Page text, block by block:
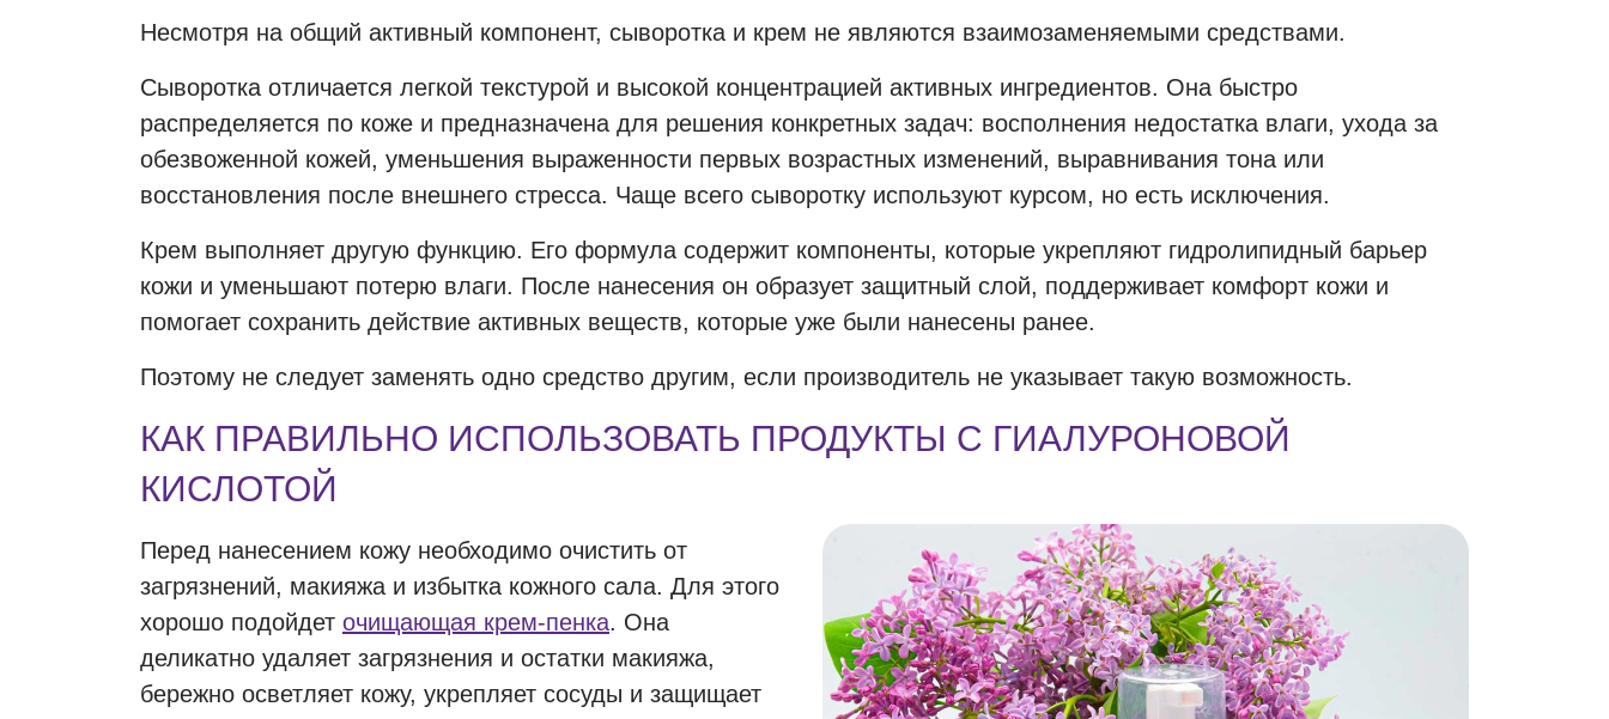
Несмотря на общий активный компонент, сыворотка и крем не являются взаимозаменяемыми средствами.
Сыворотка отличается легкой текстурой и высокой концентрацией активных ингредиентов. Она быстро
распределяется по коже и предназначена для решения конкретных задач: восполнения недостатка влаги, ухода за
обезвоженной кожей, уменьшения выраженности первых возрастных изменений, выравнивания тона или
восстановления после внешнего стресса. Чаще всего сыворотку используют курсом, но есть исключения.
Крем выполняет другую функцию. Его формула содержит компоненты, которые укрепляют гидролипидный барьер
кожи и уменьшают потерю влаги. После нанесения он образует защитный слой, поддерживает комфорт кожи и
помогает сохранить действие активных веществ, которые уже были нанесены ранее.
Поэтому не следует заменять одно средство другим, если производитель не указывает такую возможность.
КАК ПРАВИЛЬНО ИСПОЛЬЗОВАТЬ ПРОДУКТЫ С ГИАЛУРОНОВОЙ
КИСЛОТОЙ
Перед нанесением кожу необходимо очистить от
загрязнений, макияжа и избытка кожного сала. Для этого
хорошо подойдет очищающая крем-пенка. Она
деликатно удаляет загрязнения и остатки макияжа,
бережно осветляет кожу, укрепляет сосуды и защищает